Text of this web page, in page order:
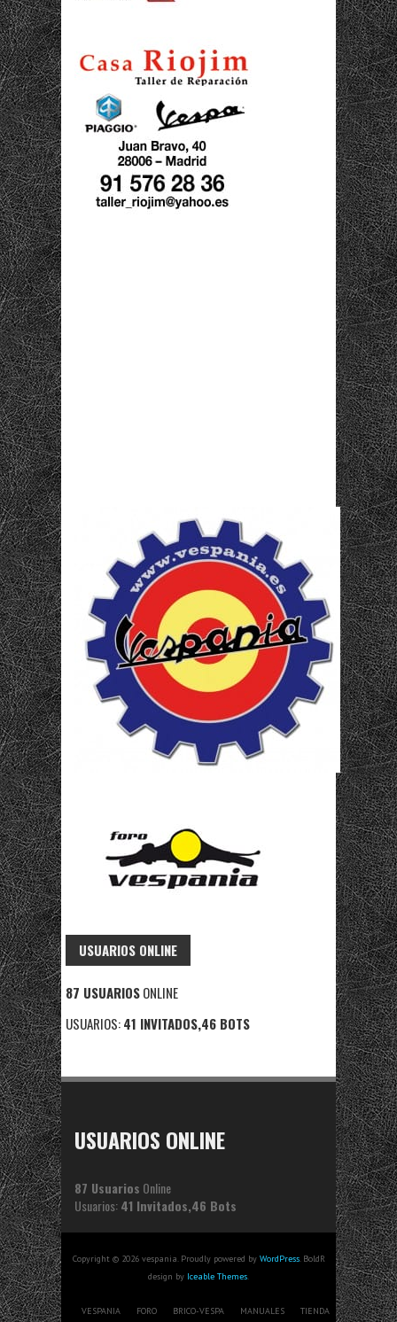
USUARIOS ONLINE
87 USUARIOSONLINE
USUARIOS:41 INVITADOS,46 BOTS
USUARIOS ONLINE
87 Usuarios Online
Usuarios:41 Invitados,46 Bots
Copyright © 2026 vespania. Proudly powered by WordPress. BoldR
design by Iceable Themes.
VESPANIA FORO BRICO-VESPA MANUALES TIENDA